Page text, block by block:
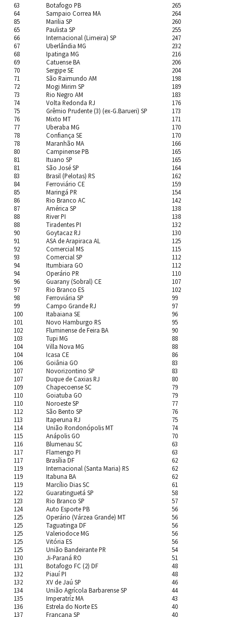
63
64
85
65
66
67
68
69
70
71
72
73
74
75
76
77
78
78
80
81
81
83
84
85
86
87
88
88
90
91
92
93
94
94
96
97
98
99
100
101
102
103
104
104
106
107
107
109
110
110
112
113
114
115
116
117
117
119
119
119
122
123
124
125
125
125
125
125
130
131
132
132
134
135
136
137
Botafogo PB
Sampaio Correa MA
Marilia SP
Paulista SP
Internacional (Limeira) SP
Uberlândia MG
Ipatinga MG
Catuense BA
Sergipe SE
São Raimundo AM
Mogi Mirim SP
Rio Negro AM
Volta Redonda RJ
Grêmio Prudente (3) (ex-G.Barueri) SP
Mixto MT
Uberaba MG
Confiança SE
Maranhão MA
Campinense PB
Ituano SP
São José SP
Brasil (Pelotas) RS
Ferroviário CE
Maringá PR
Rio Branco AC
América SP
River PI
Tiradentes PI
Goytacaz RJ
ASA de Arapiraca AL
Comercial MS
Comercial SP
Itumbiara GO
Operário PR
Guarany (Sobral) CE
Rio Branco ES
Ferroviária SP
Campo Grande RJ
Itabaiana SE
Novo Hamburgo RS
Fluminense de Feira BA
Tupi MG
Villa Nova MG
Icasa CE
Goiânia GO
Novorizontino SP
Duque de Caxias RJ
Chapecoense SC
Goiatuba GO
Noroeste SP
São Bento SP
Itaperuna RJ
União Rondonópolis MT
Anápolis GO
Blumenau SC
Flamengo PI
Brasília DF
Internacional (Santa Maria) RS
Itabuna BA
Marcílio Dias SC
Guaratinguetá SP
Rio Branco SP
Auto Esporte PB
Operário (Várzea Grande) MT
Taguatinga DF
Valeriodoce MG
Vitória ES
União Bandeirante PR
Ji-Paraná RO
Botafogo FC (2) DF
Piauí PI
XV de Jaú SP
União Agrícola Barbarense SP
Imperatríz MA
Estrela do Norte ES
Francana SP
265
264
260
255
247
232
216
206
204
198
189
183
176
173
171
170
170
166
165
165
164
162
159
154
142
138
138
132
130
125
115
112
112
110
107
102
99
97
96
95
90
88
88
86
83
83
80
79
79
77
76
75
74
70
63
63
62
62
62
61
58
57
56
56
56
56
56
54
51
48
48
46
44
43
40
40